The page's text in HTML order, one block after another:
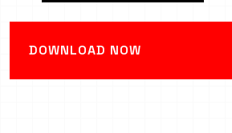
DOWNLOAD NOW